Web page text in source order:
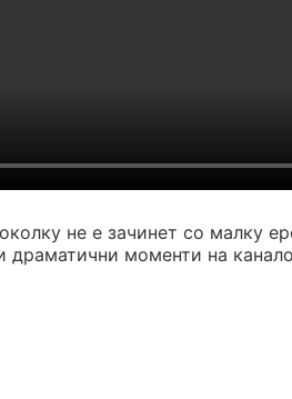
не е зачинет со малку
моменти на